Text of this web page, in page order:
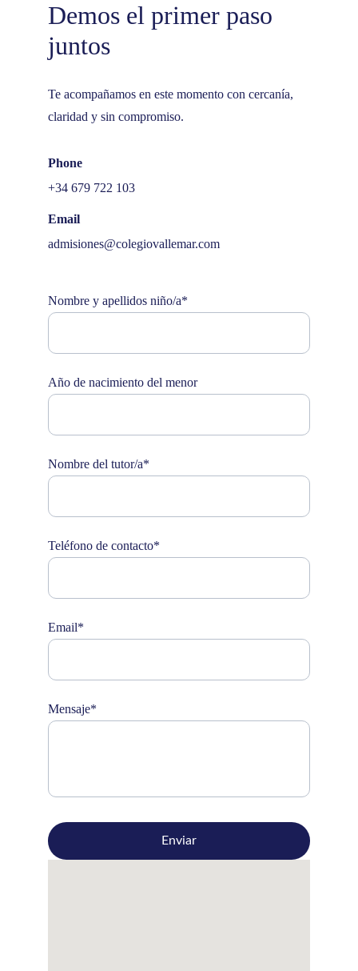
Demos el primer paso
juntos
Te acompañamos en este momento con cercanía,
claridad y sin compromiso.
Phone
+34 679 722 103
Email
admisiones@colegiovallemar.com
Nombre y apellidos niño/a*
Año de nacimiento del menor
Nombre del tutor/a*
Teléfono de contacto*
Email*
Mensaje*
Enviar